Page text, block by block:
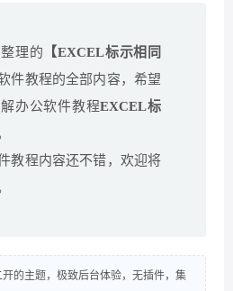
理的 【EXCEL标示相同
件教程的全部内容，希望
办公软件教程EXCEL标
教程内容还不错，欢迎将
的主题，极致后台体验，无插件，集